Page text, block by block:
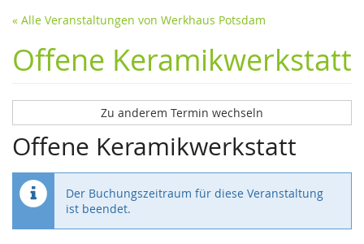
« Alle Veranstaltungen von Werkhaus Potsdam
Offene Keramikwerkstatt
Zu anderem Termin wechseln
Offene Keramikwerkstatt
Der Buchungszeitraum für diese Veranstaltung
ist beendet.